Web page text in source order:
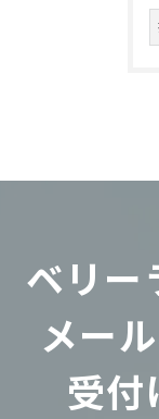
ベリー
メー
受付